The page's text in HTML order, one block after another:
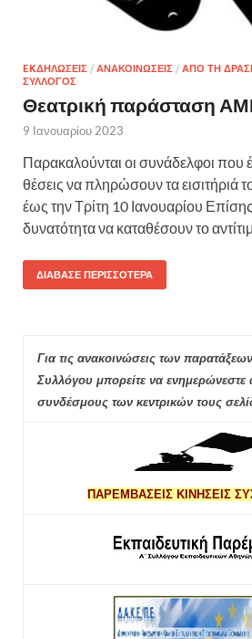
EKΔΗΛΩΣΕΙΣ / ΑΝΑΚΟΙΝΩΣΕΙΣ / ΑΠΟ ΤΗ
ΣΥΛΛΟΓΟΣ
Θεατρική παράσταση
9 Ιανουαρίου 2023
Παρακαλούνται οι συνάδελφοι που
θέσεις να πληρώσουν τα εισιτήριά
έως την Τρίτη 10 Ιανουαρίου
δυνατότητα να καταθέσουν το
ΔΙΆΒΑΣΕ ΠΕΡΙΣΣΌΤΕΡΑ
Για τις ανακοινώσεις των
Συλλόγου μπορείτε να
συνδέσμους των κεντρικών τους
ΠΑΡΕΜΒΑΣΕΙΣ ΚΙΝΗΣΕΙΣ